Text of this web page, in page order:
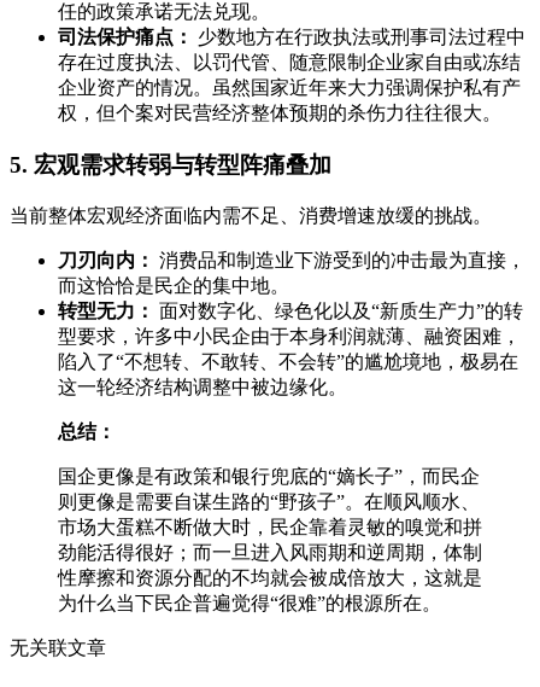
任的政策承诺无法兑现。
司法保护痛点：
少数地方在行政执法或刑事司法过程中
存在过度执法、以罚代管、随意限制企业家自由或冻结
企业资产的情况。虽然国家近年来大力强调保护私有产
权，但个案对民营经济整体预期的杀伤力往往很大。
5. 宏观需求转弱与转型阵痛叠加
当前整体宏观经济面临内需不足、消费增速放缓的挑战。
刀刃向内： 消费品和制造业下游受到的冲击最为直接，
而这恰恰是民企的集中地。
转型无力： 面对数字化、绿色化以及“新质生产力”的转
型要求，许多中小民企由于本身利润就薄、融资困难，
陷入了“不想转、不敢转、不会转”的尴尬境地，极易在
这一轮经济结构调整中被边缘化。
总结：
国企更像是有政策和银行兜底的“嫡长子”，而民企
则更像是需要自谋生路的“野孩子”。在顺风顺水、
市场大蛋糕不断做大时，民企靠着灵敏的嗅觉和拼
劲能活得很好；而一旦进入风雨期和逆周期，体制
性摩擦和资源分配的不均就会被成倍放大，这就是
为什么当下民企普遍觉得“很难”的根源所在。
无关联文章